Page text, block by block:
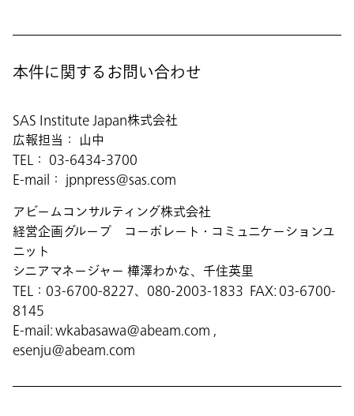
本件に関するお問い合わせ
SAS Institute Japan株式会社
広報担当： 山中
TEL： 03-6434-3700
E-mail： jpnpress@sas.com
アビームコンサルティング株式会社
経営企画グループ コーポレート・コミュニケーションユ
ニット
シニアマネージャー 樺澤わかな、千住英里
TEL：03-6700-8227、080-2003-1833 FAX: 03-6700-
8145
E-mail: wkabasawa@abeam.com ,
esenju@abeam.com